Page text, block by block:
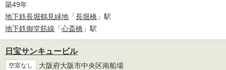
築49年
地下鉄長堀鶴見緑地 「長堀橋 」駅
地下鉄御堂筋線 「心斎橋 」駅
日宝サンキュービル
空室なし 大阪府大阪市中央区南船場